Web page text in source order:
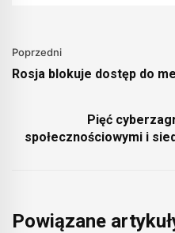
Poprzedni
Rosja blokuje dostęp do
Pięć
społecznościowymi i
Powiązane